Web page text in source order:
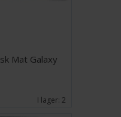
Mat Galaxy
I lager:2